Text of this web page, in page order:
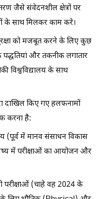
जैसे संवेदनशील क्षेत्रों पर
के साथ मिलकर काम करे।
को मजबूत करने के लिए कुछ
और तकनीक लगातार
के साथ
दाखिल किए गए हलफनामों
करना है:
(पूर्व में मानव संसाधन विकास
में परीक्षाओं का आयोजन और
परीक्षाओं (चाहे वह 2024 के